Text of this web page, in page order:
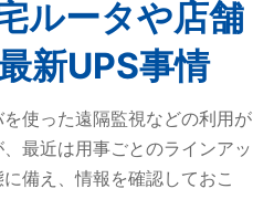
ルータや店舗
新UPS事情
使った遠隔監視などの利用が
最近は用事ごとのラインアッ
備え、情報を確認しておこ